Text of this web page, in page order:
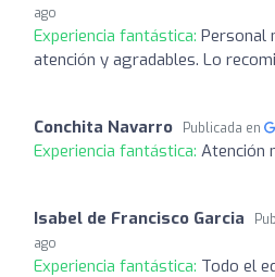
ago
Experiencia fantástica: Personal
atención y agradables. Lo
Conchita Navarro Publicada en
Experiencia fantástica: Atención
Isabel de Francisco Garcia
ago
Experiencia fantástica: Todo el